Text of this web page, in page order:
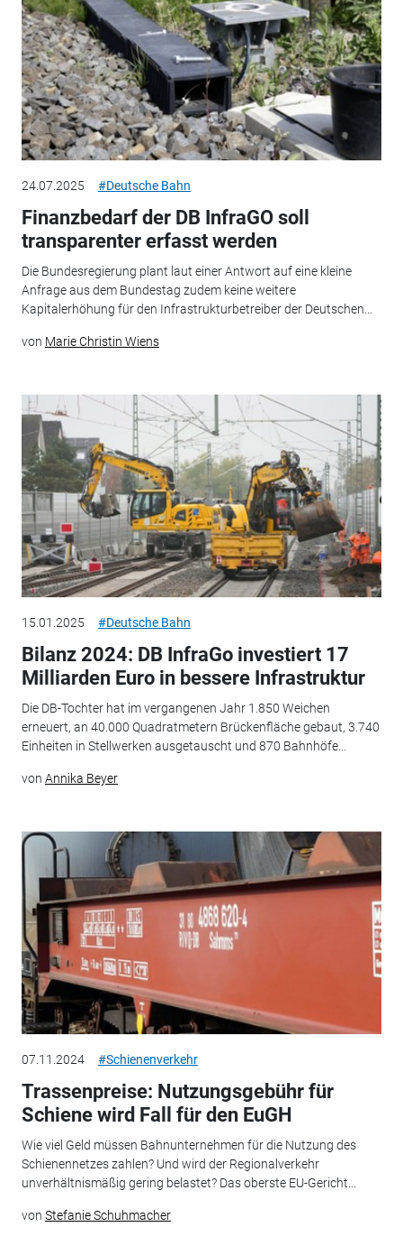
24.07.2025 #Deutsche Bahn
Finanzbedarf der DB InfraGO soll
transparenter erfasst werden
Die Bundesregierung plant laut einer Antwort auf eine kleine
Anfrage aus dem Bundestag zudem keine weitere
Kapitalerhöhung für den Infrastrukturbetreiber der Deutschen...
von Marie Christin Wiens
15.01.2025 #Deutsche Bahn
Bilanz 2024: DB InfraGo investiert 17
Milliarden Euro in bessere Infrastruktur
Die DB-Tochter hat im vergangenen Jahr 1.850 Weichen
erneuert, an 40.000 Quadratmetern Brückenfläche gebaut, 3.740
Einheiten in Stellwerken ausgetauscht und 870 Bahnhöfe...
von Annika Beyer
07.11.2024 #Schienenverkehr
Trassenpreise: Nutzungsgebühr für
Schiene wird Fall für den EuGH
Wie viel Geld müssen Bahnunternehmen für die Nutzung des
Schienennetzes zahlen? Und wird der Regionalverkehr
unverhältnismäßig gering belastet? Das oberste EU-Gericht...
von Stefanie Schuhmacher